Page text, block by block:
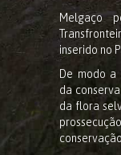
Melgaço
inserido no
De modo a
da
da flora